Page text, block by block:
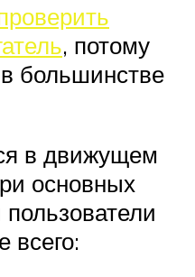
, потому
большинстве
в движущем
основных
всего: